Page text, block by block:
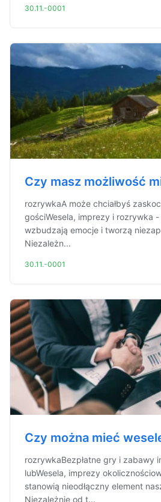
30.11.-0001
Czy masz możliwość
rozrywkaA może chciałbyś
gościWesela, imprezy i rozrywka
wzbudzają emocje i tworzą
Niezależn...
30.11.-0001
Czy można mieć
rozrywkaBezpłatne gry i zabawy
lubWesela, imprezy
stanowią nieodłączny element
Niezależnie od t...